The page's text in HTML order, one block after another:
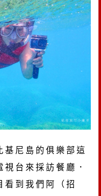
基尼島的俱樂部這
台來採訪餐廳．
看到我們阿（招